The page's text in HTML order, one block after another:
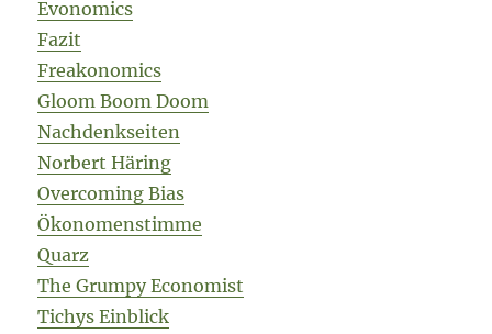
Evonomics
Fazit
Freakonomics
Gloom Boom Doom
Nachdenkseiten
Norbert Häring
Overcoming Bias
Ökonomenstimme
Quarz
The Grumpy Economist
Tichys Einblick